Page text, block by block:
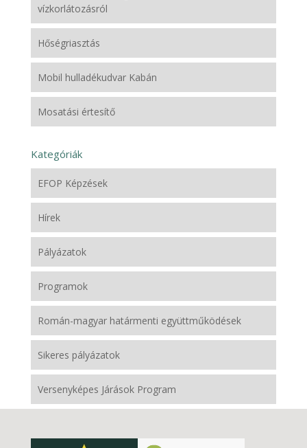
vízkorlátozásról
Hőségriasztás
Mobil hulladékudvar Kabán
Mosatási értesítő
Kategóriák
EFOP Képzések
Hírek
Pályázatok
Programok
Román-magyar határmenti együttműködések
Sikeres pályázatok
Versenyképes Járások Program